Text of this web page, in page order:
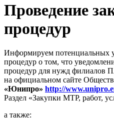
Проведение
процедур
Информируем потенциальных
процедур о том, что
процедур для нужд филиалов
на официальном сайте
«Юнипро» http://
Раздел «Закупки МТР, работ,
а также: